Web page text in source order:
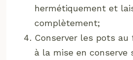
hermétiquement et
complètement;
Conserver les pots au
à la mise en conserve